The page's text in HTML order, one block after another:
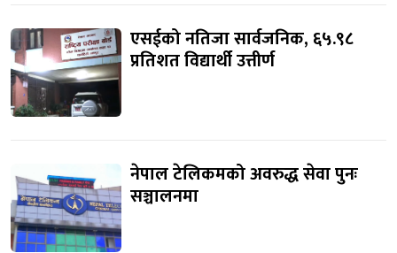
एसईको नतिजा सार्वजनिक, ६५.९८
प्रतिशत विद्यार्थी उत्तीर्ण
नेपाल टेलिकमको अवरुद्ध सेवा पुनः
सञ्चालनमा